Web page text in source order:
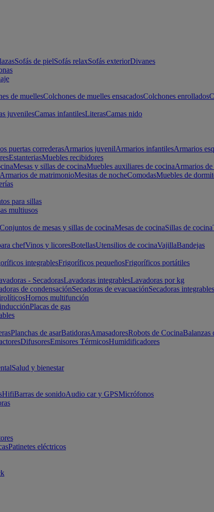
Sofás de pielSofás relaxSofás exteriorDivanes
de muellesColchones de muelles ensacadosColchones enrollados
juvenilesCamas infantilesLiterasCamas nido
puertas correderasArmarios juvenilArmarios infantilesArmarios
EstanteriasMuebles recibidores
Mesas y sillas de cocinaMuebles auxiliares de cocinaArmarios de
Armarios de matrimonioMesitas de nocheComodasMuebles de
para sillas
multiusos
Conjuntos de mesas y sillas de cocinaMesas de cocinaSillas de cocina
chefVinos y licoresBotellasUtensilios de cocinaVajillaBandejas
integrablesFrigoríficos pequeñosFrigoríficos portátiles
- SecadorasLavadoras integrablesLavadoras por kg
de condensaciónSecadoras de evacuaciónSecadoras integrables
Hornos multifunción
Placas de gas
Planchas de asarBatidorasAmasadoresRobots de CocinaBalanzas
DifusoresEmisores TérmicosHumidificadores
Salud y bienestar
HifiBarras de sonidoAudio car y GPSMicrófonos
Patinetes eléctricos